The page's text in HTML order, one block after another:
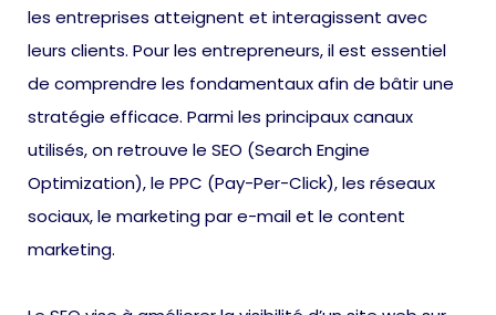
les entreprises atteignent et interagissent avec
leurs clients. Pour les entrepreneurs, il est essentiel
de comprendre les fondamentaux afin de bâtir une
stratégie efficace. Parmi les principaux canaux
utilisés, on retrouve le SEO (Search Engine
Optimization), le PPC (Pay-Per-Click), les réseaux
sociaux, le marketing par e-mail et le content
marketing.